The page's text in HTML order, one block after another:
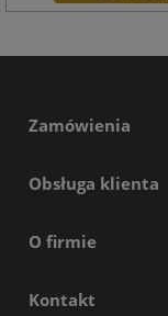
Zamówienia
Obsługa klienta
O firmie
Kontakt